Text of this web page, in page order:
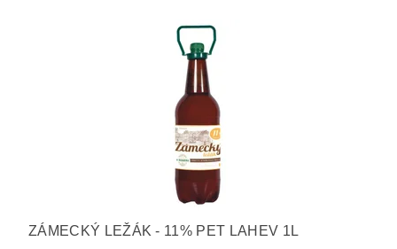
ZÁMECKÝ LEŽÁK - 11% PET LAHEV 1L